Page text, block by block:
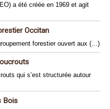
a été créée en 1969 et agit
Occitan
forestier ouvert aux (…)
qui s’est structurée autour
Bois